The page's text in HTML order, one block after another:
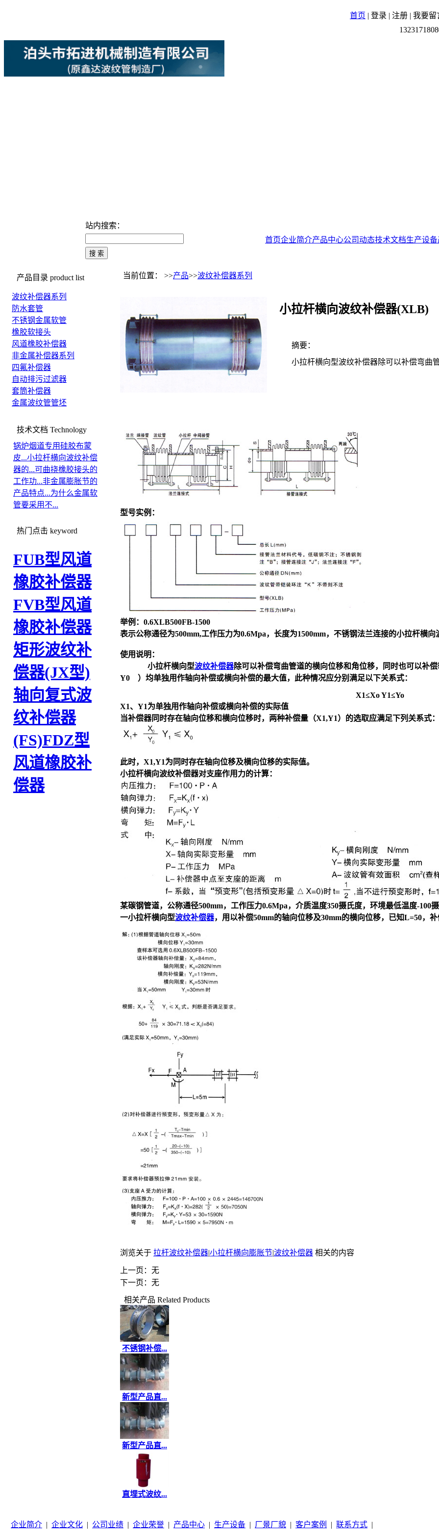
首页 | 登录 | 注册 | 我要留
站内搜索：
首页企业简介产品中心公司动态技术文档生产设备
产品目录 product list
波纹补偿器系列
防水套管
不锈钢金属软管
橡胶软接头
风道橡胶补偿器
非金属补偿器系列
四氟补偿器
自动排污过滤器
套筒补偿器
金属波纹管管坯
技术文档 Technology
锅炉烟道专用硅胶布蒙
皮...小拉杆横向波纹补偿
器的...可曲挠橡胶接头的
工作功...非金属膨胀节的
产品特点...为什么金属软
管要采用不...
热门点击 keyword
FUB型风道
橡胶补偿器
FVB型风道
橡胶补偿器
矩形波纹补
偿器(JX型)
轴向复式波
纹补偿器
(FS)FDZ型
风道橡胶补
偿器
当前位置： >>产品>>波纹补偿器系列
小拉杆横向波纹补偿器(XLB)
摘要：
小拉杆横向型波纹补偿器除可以补偿弯曲
型号实例：
举例：0.6XLB500FB-1500
表示公称通径为500mm,工作压力为0.6Mpa，长度为1500mm，不锈钢法兰连接的小拉杆横向
使用说明：
小拉杆横向型波纹补偿器除可以补偿弯曲管道的横向位移和角位移，同时也可以补
Y0 ）均单独用作轴向补偿或横向补偿的最大值，此种情况应分别满足以下关系式：
X1≤Xo Y1≤Yo
X1、Y1为单独用作轴向补偿或横向补偿的实际值
当补偿器同时存在轴向位移和横向位移时，两种补偿量（X1,Y1）的选取应满足下列关系式：
此时，X1,Y1为同时存在轴向位移及横向位移的实际值。
小拉杆横向波纹补偿器对支座作用力的计算：
某碳钢管道，公称通径500mm，工作压力0.6Mpa，介质温度350摄氏度，环境最低温度-
一小拉杆横向型波纹补偿器，用以补偿50mm的轴向位移及30mm的横向位移，已知L=50，
浏览关于 拉杆波纹补偿器|小拉杆横向膨胀节|波纹补偿器 相关的内容
上一页：无
下一页：无
相关产品 Related Products
不锈钢补偿...
新型产品直...
新型产品直...
直埋式波纹...
企业简介 | 企业文化 | 公司业绩 | 企业荣誉 | 产品中心 | 生产设备 | 厂景厂貌 | 客户案例 | 联系方式 |